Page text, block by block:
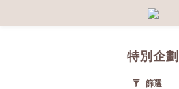
特別企劃
篩選